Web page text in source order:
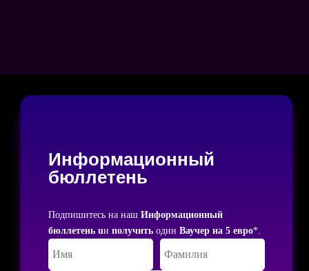
Информационный
бюллетень
Подпишитесь на наш Информационный
бюллетень uи получитьодин Ваучер на 5 евро*.